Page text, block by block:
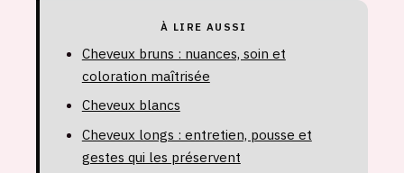
À LIRE AUSSI
Cheveux bruns : nuances, soin et
coloration maîtrisée
Cheveux blancs
Cheveux longs : entretien, pousse et
gestes qui les préservent